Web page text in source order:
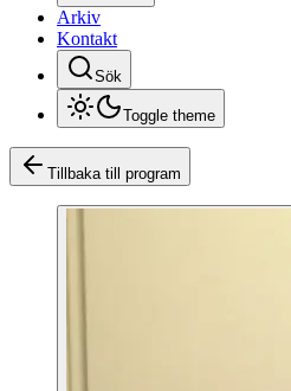
Arkiv
Kontakt
Sök
Toggle theme
Tillbaka till program